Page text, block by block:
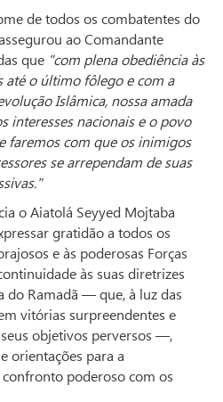
de todos os combatentes do
ao Comandante
que "com plena obediência às
até o último fôlego e com a
Islâmica, nossa amada
interesses nacionais e o povo
faremos com que os inimigos
se arrependam de suas
o Aiatolá Seyyed Mojtaba
gratidão a todos os
e às poderosas Forças
às suas diretrizes
do Ramadã — que, à luz das
vitórias surpreendentes e
objetivos perversos —,
orientações para a
poderoso com os